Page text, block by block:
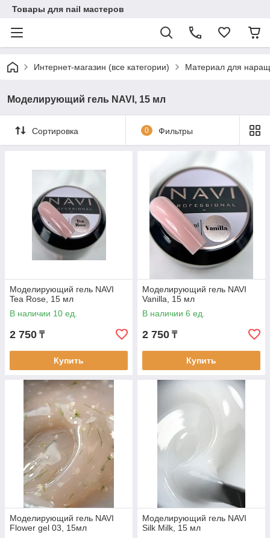
Товары для nail мастеров
Интернет-магазин (все категории) Материал для
Моделирующий гель NAVI, 15 мл
Сортировка 0 Фильтры
Моделирующий гель NAVI
Tea Rose, 15 мл
В наличии 10 ед.
2 750 ₸
Купить
Моделирующий гель NAVI
Vanilla, 15 мл
В наличии 6 ед.
2 750 ₸
Купить
Моделирующий гель NAVI
Flower gel 03, 15мл
Моделирующий гель NAVI
Silk Milk, 15 мл